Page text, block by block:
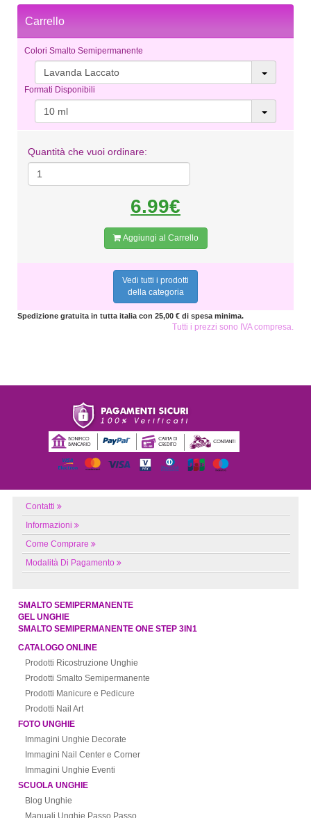
Carrello
Colori Smalto Semipermanente
Lavanda Laccato
Formati Disponibili
10 ml
Quantità che vuoi ordinare:
6.99€
Aggiungi al Carrello
Vedi tutti i prodotti
della categoria
Spedizione gratuita in tutta italia con 25,00 € di spesa minima.
Tutti i prezzi sono IVA compresa.
Contatti
Informazioni
Come Comprare
Modalità Di Pagamento
SMALTO SEMIPERMANENTE
GEL UNGHIE
SMALTO SEMIPERMANENTE ONE STEP 3IN1
CATALOGO ONLINE
Prodotti Ricostruzione Unghie
Prodotti Smalto Semipermanente
Prodotti Manicure e Pedicure
Prodotti Nail Art
FOTO UNGHIE
Immagini Unghie Decorate
Immagini Nail Center e Corner
Immagini Unghie Eventi
SCUOLA UNGHIE
Blog Unghie